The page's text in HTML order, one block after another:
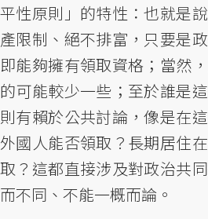
平性原則」的特性：也就是
產限制、絕不排富，只要是
即能夠擁有領取資格；當然
的可能較少一些；至於誰是
則有賴於公共討論，像是在
外國人能否領取？長期居住
取？這都直接涉及對政治共
而不同、不能一概而論。